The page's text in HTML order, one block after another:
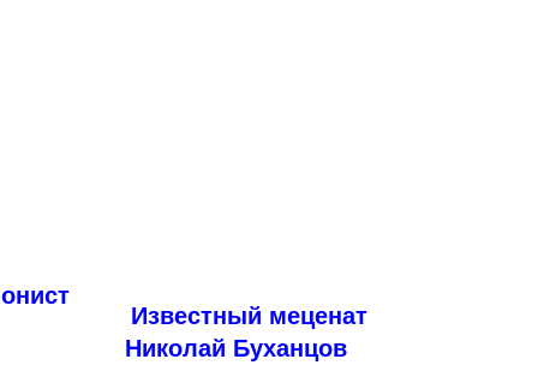
Известный меценат
Николай Буханцов